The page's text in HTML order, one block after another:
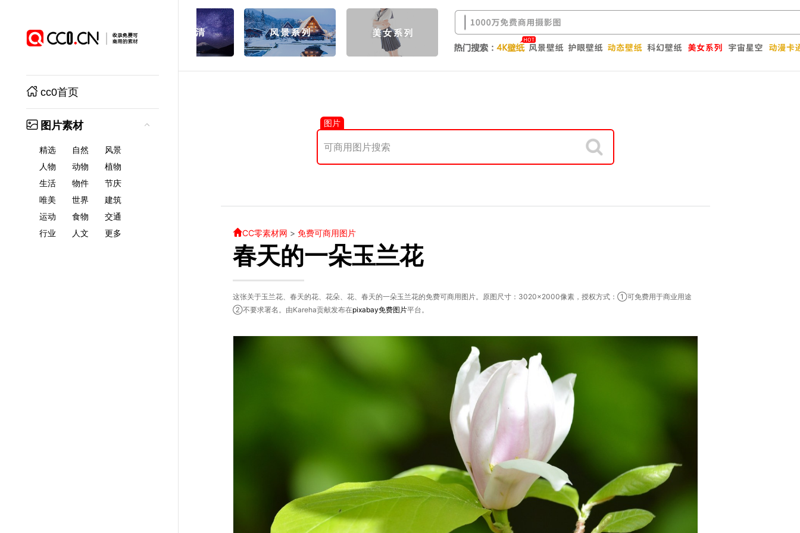
cc0首页
图片素材
精选 自然
风景
人物
动物
植物
生活
物件
节庆
唯美
世界
建筑
运动
食物
交通
行业
人文 更多
图片
CC零素材网 > 免费可商用图片
春天的一朵玉兰花
这张关于玉兰花、春天的花、花朵、花、春天的一朵玉兰花的免费可商用图片。原图尺寸：3020×2000像素，授权方式：①可免费用于商业用途
②不要求署名。由Kareha贡献发布在pixabay免费图片平台。